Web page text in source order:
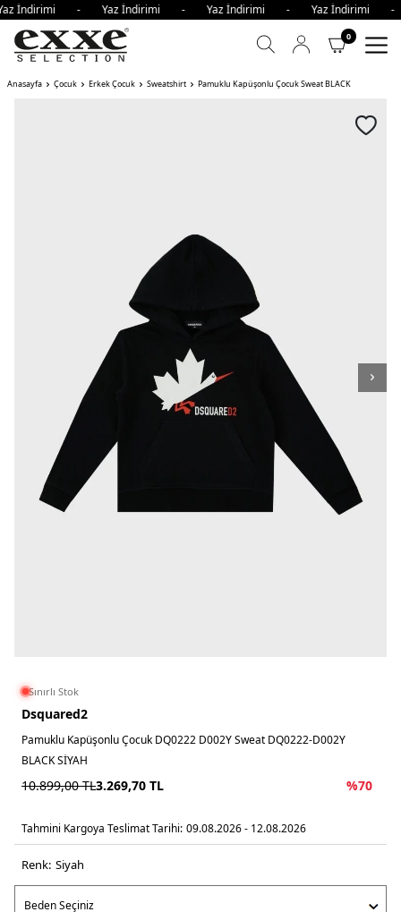
İndirimi - Yaz İndirimi - Yaz İndirimi - Yaz
0
Anasayfa Çocuk Erkek Çocuk Sweatshirt Pamuklu Kapüşonlu Çocuk Sweat BLACK
Sınırlı Stok
Dsquared2
Pamuklu Kapüşonlu Çocuk DQ0222 D002Y Sweat DQ0222-D002Y
BLACK SİYAH
10.899,00TL3.269,70 TL %70
Tahmini Kargoya Teslimat Tarihi: 09.08.2026 - 12.08.2026
Renk: si̇yah